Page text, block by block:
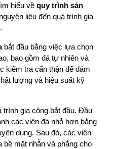
hiểu vềquy trình sản
liệu đến quá trình gia
bắt đầu bằng việc lựa chọn
bao gồm đá tự nhiên và
kiểm tra cẩn thận để đảm
lượng và hiệu suất kỹ
trình gia công bắt đầu. Đầu
các viên đá nhỏ hơn bằng
dụng. Sau đó, các viên
bề mặt nhẵn và phẳng cho